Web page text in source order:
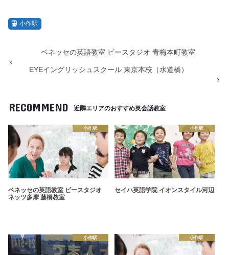
小作駅
ベネッセの英語教室 ビースタジオ 青梅本町教室
EYEイングリッシュスクール 東京本校（水道橋）
RECOMMEND 近隣エリアのおすすめ英会話教室
小作駅
ベネッセの英語教室 ビースタジオ
ネッツ多摩 藤橋教室
小作駅
セイハ英語学院 イオンスタイル河辺
小作駅 小作駅